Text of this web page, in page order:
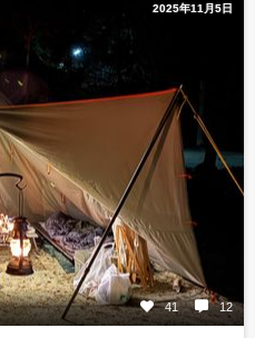
2025年11月5日
41 12